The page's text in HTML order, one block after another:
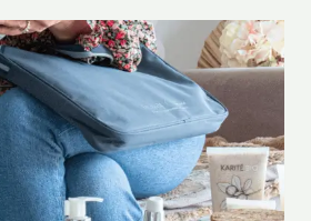
:
ZOOM
SUR
« ROUGE
INTENSE »
ET
L’ORGUE
À
PARFUMS